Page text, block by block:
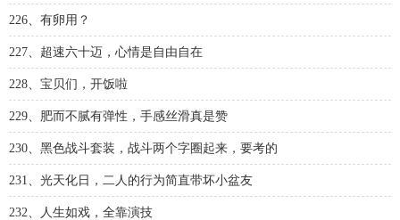
226、有卵用？
227、超速六十迈，心情是自由自在
228、宝贝们，开饭啦
229、肥而不腻有弹性，手感丝滑真是赞
230、黑色战斗套装，战斗两个字圈起来，要考的
231、光天化日，二人的行为简直带坏小盆友
232、人生如戏，全靠演技